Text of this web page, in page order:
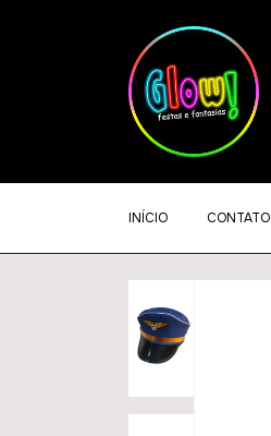
INÍCIO CONTATO